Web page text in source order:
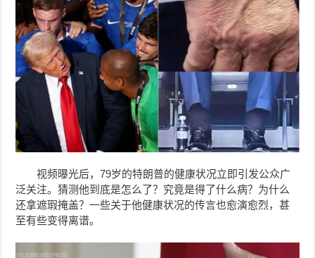
视频曝光后，79岁的特朗普的健康状况立即引发公众广
泛关注。猜测他到底是怎么了？究竟是得了什么病？为什么
还拿遮瑕掩盖？一些关于他健康状况的传言也愈演愈烈，甚
至有些变得离谱。